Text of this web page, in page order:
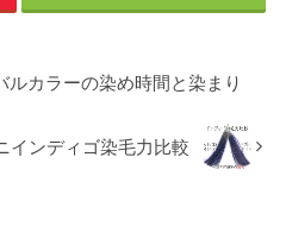
ルカラーの染め時間と染まり
インディゴ染毛力比較